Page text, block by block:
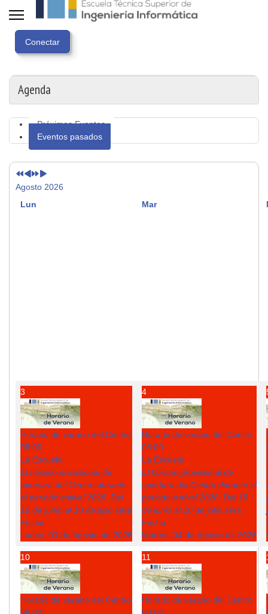
Agenda
Próximos Eventos
Eventos pasados
anterior
Agosto 2026
Lun
Mar
3
Horario de verano del Centro
08:00
La Escuela
El horario provisional de
apertura del Centro durante
el periodo estival 2026: Del
15 de junio al 10 de julio será
Fecha :
Lunes, 03 de Agosto de 2026
4
Horario de verano del Centro
08:00
La Escuela
El horario provisional de
apertura del Centro durante el
periodo estival 2026: Del 15
de junio al 10 de julio será
Fecha :
Martes, 04 de Agosto de 2026
10
Horario de verano del Centro
11
Horario de verano del Centro